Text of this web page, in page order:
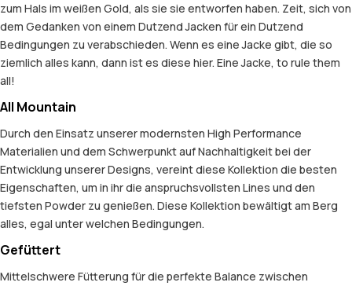
zum Hals im weißen Gold, als sie sie entworfen haben. Zeit, sich von
dem Gedanken von einem Dutzend Jacken für ein Dutzend
Bedingungen zu verabschieden. Wenn es eine Jacke gibt, die so
ziemlich alles kann, dann ist es diese hier. Eine Jacke, to rule them
all!
All Mountain
Durch den Einsatz unserer modernsten High Performance
Materialien und dem Schwerpunkt auf Nachhaltigkeit bei der
Entwicklung unserer Designs, vereint diese Kollektion die besten
Eigenschaften, um in ihr die anspruchsvollsten Lines und den
tiefsten Powder zu genießen. Diese Kollektion bewältigt am Berg
alles, egal unter welchen Bedingungen.
Gefüttert
Mittelschwere Fütterung für die perfekte Balance zwischen